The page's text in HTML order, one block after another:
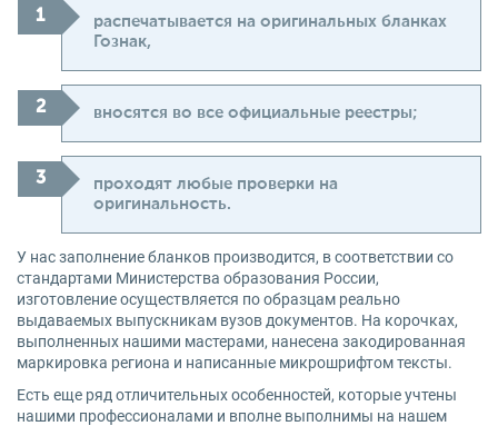
распечатывается на оригинальных бланках
Гознак,
вносятся во все официальные реестры;
проходят любые проверки на
оригинальность.
У нас заполнение бланков производится, в соответствии со
стандартами Министерства образования России,
изготовление осуществляется по образцам реально
выдаваемых выпускникам вузов документов. На корочках,
выполненных нашими мастерами, нанесена закодированная
маркировка региона и написанные микрошрифтом тексты.
Есть еще ряд отличительных особенностей, которые учтены
нашими профессионалами и вполне выполнимы на нашем